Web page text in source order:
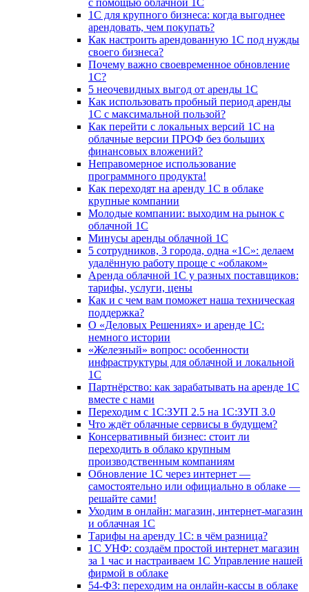
1С для крупного бизнеса: когда выгоднее
арендовать, чем покупать?
Как настроить арендованную 1С под нужды
своего бизнеса?
Почему важно своевременное обновление
1С?
5 неочевидных выгод от аренды 1С
Как использовать пробный период аренды
1С с максимальной пользой?
Как перейти с локальных версий 1С на
облачные версии ПРОФ без больших
финансовых вложений?
Неправомерное использование
программного продукта!
Как переходят на аренду 1С в облаке
крупные компании
Молодые компании: выходим на рынок с
облачной 1С
Минусы аренды облачной 1С
5 сотрудников, 3 города, одна «1С»: делаем
удалённую работу проще с «облаком»
Аренда облачной 1С у разных поставщиков:
тарифы, услуги, цены
Как и с чем вам поможет наша техническая
поддержка?
О «Деловых Решениях» и аренде 1С:
немного истории
«Железный» вопрос: особенности
инфраструктуры для облачной и локальной
1С
Партнёрство: как зарабатывать на аренде 1С
вместе с нами
Переходим с 1С:ЗУП 2.5 на 1С:ЗУП 3.0
Что ждёт облачные сервисы в будущем?
Консервативный бизнес: стоит ли
переходить в облако крупным
производственным компаниям
Обновление 1С через интернет —
самостоятельно или официально в облаке —
решайте сами!
Уходим в онлайн: магазин, интернет-магазин
и облачная 1С
Тарифы на аренду 1С: в чём разница?
1С УНФ: создаём простой интернет магазин
за 1 час и настраиваем 1С Управление нашей
фирмой в облаке
54-ФЗ: переходим на онлайн-кассы в облаке